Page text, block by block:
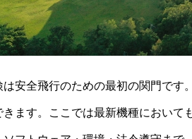
は安全飛行のための最初の関門です
きます。ここでは最新機種におい